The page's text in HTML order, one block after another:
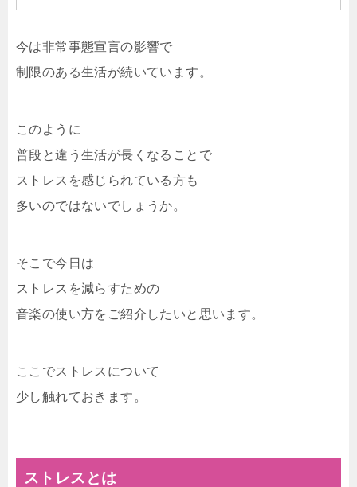
今は非常事態宣言の影響で
制限のある生活が続いています。
このように
普段と違う生活が長くなることで
ストレスを感じられている方も
多いのではないでしょうか。
そこで今日は
ストレスを減らすための
音楽の使い方をご紹介したいと思います。
ここでストレスについて
少し触れておきます。
ストレスとは